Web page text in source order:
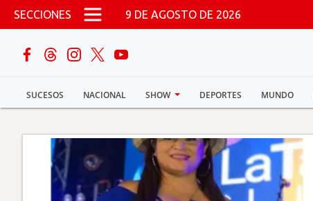
Pasar al contenido principal
SECCIONES 9 DE AGOSTO DE 2026
SUCESOS NACIONAL SHOW DEPORTES MUNDO
buscar
Sucesos
Nacional